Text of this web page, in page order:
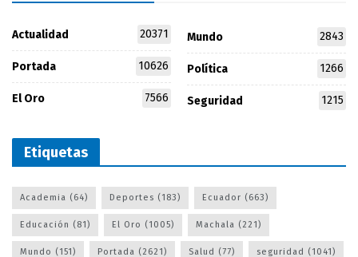
Actualidad 20371
Portada 10626
El Oro 7566
Mundo 2843
Política 1266
Seguridad 1215
Etiquetas
Academia (64) Deportes (183) Ecuador (663)
Educación (81) El Oro (1005) Machala (221)
Mundo (151) Portada (2621) Salud (77) seguridad (1041)